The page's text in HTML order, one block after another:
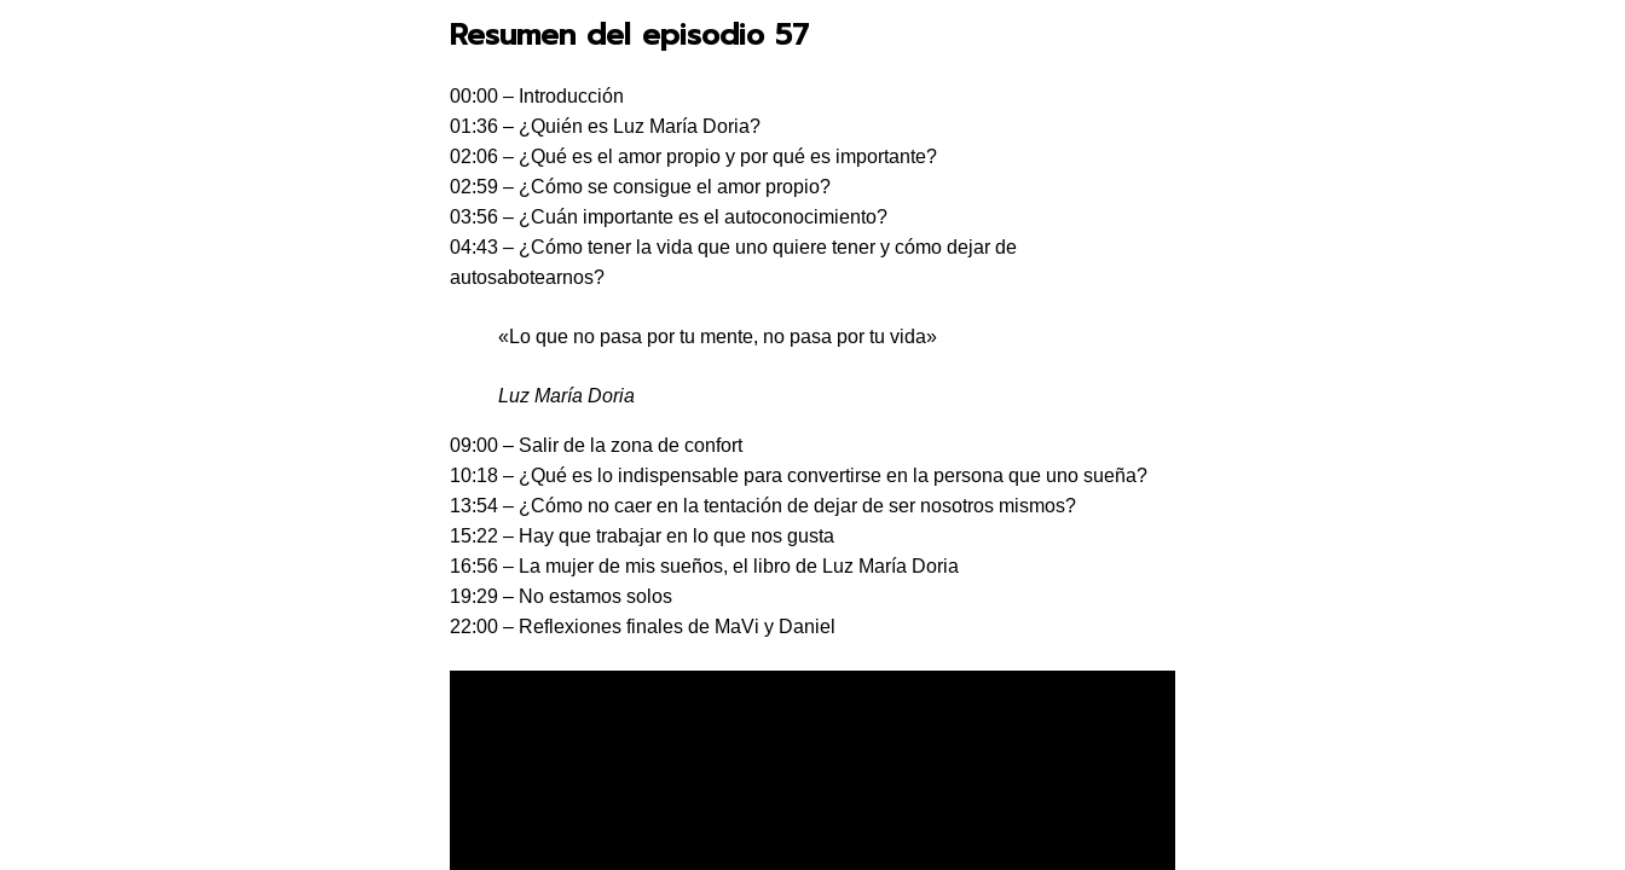
Resumen del episodio 57
00:00 – Introducción
01:36 – ¿Quién es Luz María Doria?
02:06 – ¿Qué es el amor propio y por qué es importante?
02:59 – ¿Cómo se consigue el amor propio?
03:56 – ¿Cuán importante es el autoconocimiento?
04:43 – ¿Cómo tener la vida que uno quiere tener y cómo dejar de
autosabotearnos?
«Lo que no pasa por tu mente, no pasa por tu vida»
Luz María Doria
09:00 – Salir de la zona de confort
10:18 – ¿Qué es lo indispensable para convertirse en la persona que uno sueña?
13:54 – ¿Cómo no caer en la tentación de dejar de ser nosotros mismos?
15:22 – Hay que trabajar en lo que nos gusta
16:56 – La mujer de mis sueños, el libro de Luz María Doria
19:29 – No estamos solos
22:00 – Reflexiones finales de MaVi y Daniel